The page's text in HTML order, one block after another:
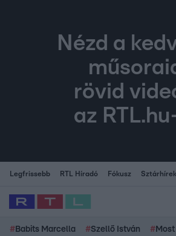
Nézd a
rövid
az
Legfrissebb RTL Híradó Fókusz Sztárhírek
# Babits Marcella #Szellő István #